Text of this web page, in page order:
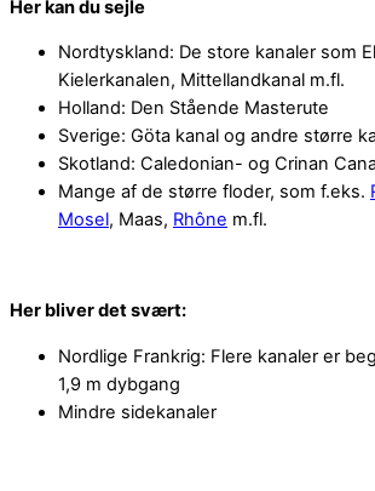
Her kan du sejle
Nordtyskland: De store kanaler som
Kielerkanalen, Mittellandkanal m.fl.
Holland: Den Stående Masterute
Sverige: Göta kanal og andre større
Skotland: Caledonian- og Crinan
Mange af de større floder, som f.eks.
Mosel, Maas, Rhône m.fl.
Her bliver det svært:
Nordlige Frankrig: Flere kanaler er
1,9 m dybgang
Mindre sidekanaler